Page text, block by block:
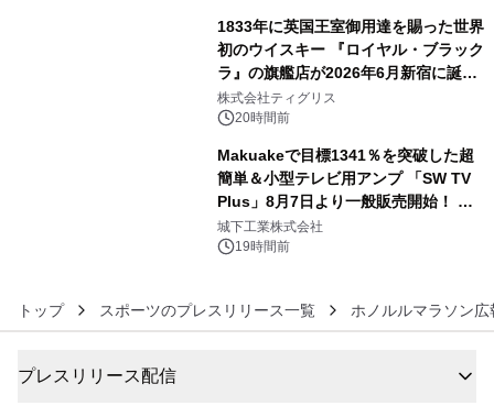
1833年に英国王室御用達を賜った世界
初のウイスキー 『ロイヤル・ブラック
ラ』の旗艦店が2026年6月新宿に誕
生 バカルディ ジャパンと連携した
没入型バー「BAR Arca」
株式会社ティグリス
20時間前
Makuakeで目標1341％を突破した超
簡単＆小型テレビ用アンプ 「SW TV
Plus」8月7日より一般販売開始！ ケ
ーブル1本つなぐだけ、テレビの音が
ぐっと豊かに
城下工業株式会社
19時間前
トップ スポーツのプレスリリース一覧 ホノルルマラソン広
プレスリリース配信